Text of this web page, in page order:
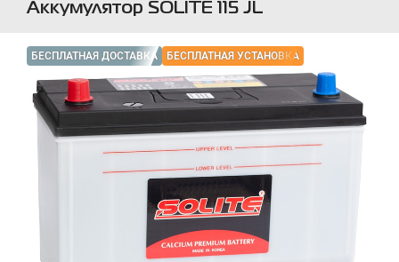
Аккумулятор SOLITE 115 JL
БЕСПЛАТНАЯ ДОСТАВКА БЕСПЛАТНАЯ УСТАНОВКА